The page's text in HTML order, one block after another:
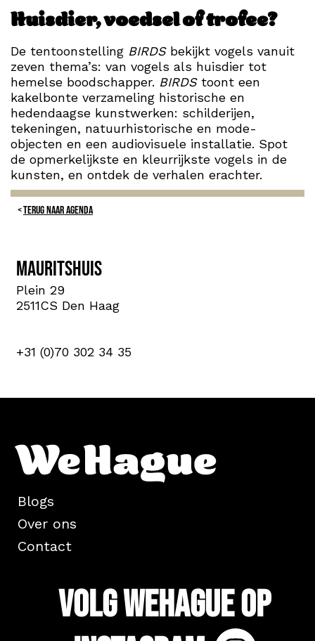
Huisdier, voedsel of trofee?
De tentoonstelling BIRDSbekijkt vogels vanuit
zeven thema’s: van vogels als huisdier tot
hemelse boodschapper. BIRDStoont een
kakelbonte verzameling historische en
hedendaagse kunstwerken: schilderijen,
tekeningen, natuurhistorische en mode-
objecten en een audiovisuele installatie. Spot
de opmerkelijkste en kleurrijkste vogels in de
kunsten, en ontdek de verhalen erachter.
TERUG NAAR AGENDA
Mauritshuis
Plein 29
2511CS Den Haag
+31 (0)70 302 34 35
Blogs
Over ons
Contact
Volg WeHague op